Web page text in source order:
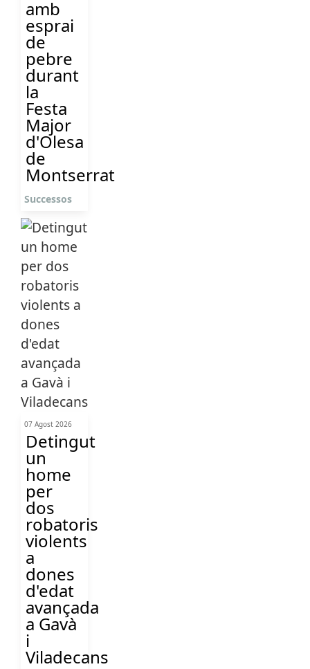
amb
esprai
de
pebre
durant
la
Festa
Major
d'Olesa
de
Montserrat
Successos
07 Agost 2026
Detingut
un
home
per
dos
robatoris
violents
a
dones
d'edat
avançada
a Gavà
i
Viladecans